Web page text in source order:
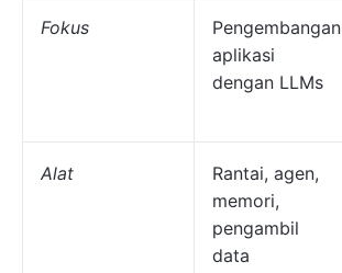
Fokus
Pengembangan
aplikasi
dengan LLMs
Alat
Rantai, agen,
memori,
pengambil
data